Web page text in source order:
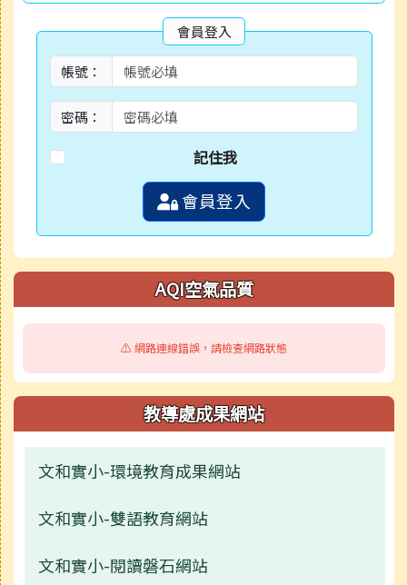
會員登入
帳號：
密碼：
記住我
會員登入
AQI空氣品質
⚠️ 網路連線錯誤，請檢查網路狀態
教導處成果網站
文和實小-環境教育成果網站
文和實小-雙語教育網站
文和實小-閱讀磐石網站